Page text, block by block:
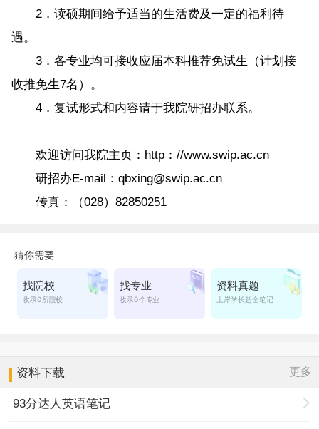
2．读硕期间给予适当的生活费及一定的福利待
遇。
3．各专业均可接收应届本科推荐免试生（计划接
收推免生7名）。
4．复试形式和内容请于我院研招办联系。
欢迎访问我院主页：http：//www.swip.ac.cn
研招办E-mail：qbxing@swip.ac.cn
传真：（028）82850251
资料下载 更多
93分达人英语笔记